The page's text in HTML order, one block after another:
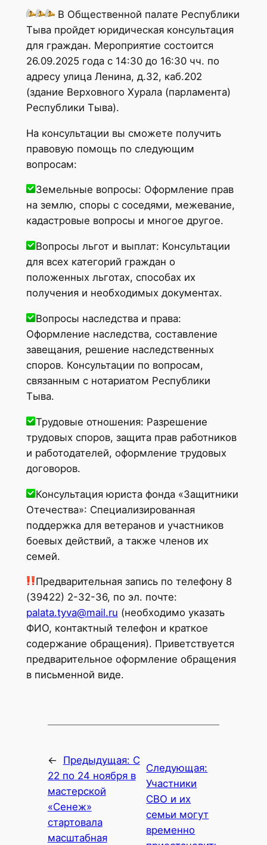
В Общественной палате Республики
Тыва пройдет юридическая консультация
для граждан. Мероприятие состоится
26.09.2025 года с 14:30 до 16:30 чч. по
адресу улица Ленина, д.32, каб.202
(здание Верховного Хурала (парламента)
Республики Тыва).
На консультации вы сможете получить
правовую помощь по следующим
вопросам:
Земельные вопросы: Оформление прав
на землю, споры с соседями, межевание,
кадастровые вопросы и многое другое.
Вопросы льгот и выплат: Консультации
для всех категорий граждан о
положенных льготах, способах их
получения и необходимых документах.
Вопросы наследства и права:
Оформление наследства, составление
завещания, решение наследственных
споров. Консультации по вопросам,
связанным с нотариатом Республики
Тыва.
Трудовые отношения: Разрешение
трудовых споров, защита прав работников
и работодателей, оформление трудовых
договоров.
Консультация юриста фонда «Защитники
Отечества»: Специализированная
поддержка для ветеранов и участников
боевых действий, а также членов их
семей.
Предварительная запись по телефону 8
(39422) 2-32-36, по эл. почте:
palata.tyva@mail.ru (необходимо указать
ФИО, контактный телефон и краткое
содержание обращения). Приветствуется
предварительное оформление обращения
в письменной виде.
← Предыдущая: С
22 по 24 ноября в
мастерской
«Сенеж»
стартовала
масштабная
Следующая:
Участники
СВО и их
семьи могут
временно